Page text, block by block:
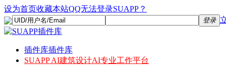
设为首页收藏本站QQ无法登录SUAPP？
登录
插件库插件库
SUAPP AI建筑设计AI专业工作平台